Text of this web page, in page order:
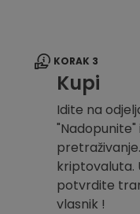
KORAK 3
Kupi
Idite na
kriptovaluta.
potvrdite
vlasnik !